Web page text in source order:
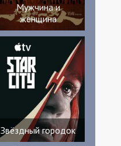
Мужчина и
женщина
Звёздный городок